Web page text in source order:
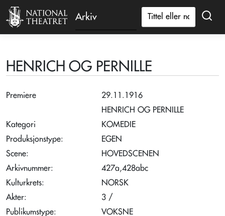
Arkiv
HENRICH OG PERNILLE
Premiere
29.11.1916
HENRICH OG PERNILLE
Kategori
KOMEDIE
Produksjonstype:
EGEN
Scene:
HOVEDSCENEN
Arkivnummer:
427a,428abc
Kulturkrets:
NORSK
Akter:
3 /
Publikumstype:
VOKSNE